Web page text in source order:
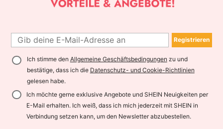
Registrieren
Ich stimme den Allgemeine Geschäftsbedingungen zu und
bestätige, dass ich die Datenschutz- und Cookie-Richtlinien
gelesen habe.
Ich möchte gerne exklusive Angebote und SHEIN Neuigkeiten per
E-Mail erhalten. Ich weiß, dass ich mich jederzeit mit SHEIN in
Verbindung setzen kann, um den Newsletter abzubestellen.